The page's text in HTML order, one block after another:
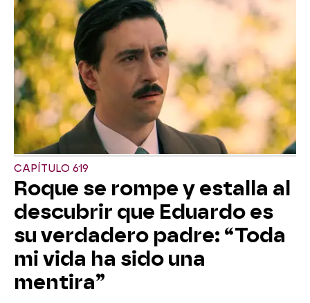
CAPÍTULO 619
Roque se rompe y estalla al
descubrir que Eduardo es
su verdadero padre: “Toda
mi vida ha sido una
mentira”